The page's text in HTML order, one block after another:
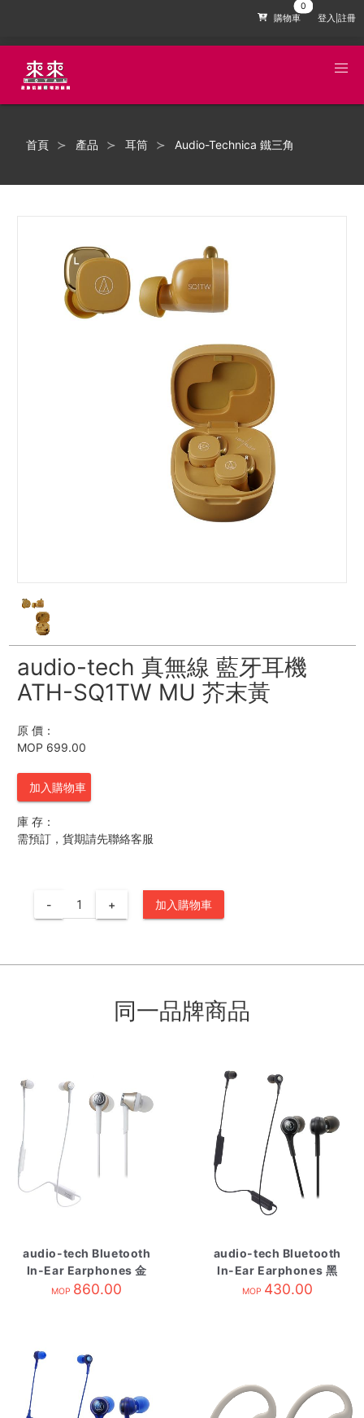
購物車 登入|註冊
首頁 產品 耳筒 Audio-Technica 鐵三角
audio-tech 真無線 藍牙耳機
ATH-SQ1TW MU 芥末黃
原 價：
MOP 699.00
加入購物車
庫 存：
需預訂，貨期請先聯絡客服
- + 加入購物車
同一品牌商品
audio-tech Bluetooth
In-Ear Earphones 金
ATH-CKR55BT CG
MOP 860.00
audio-tech Bluetooth
In-Ear Earphones 黑
ATH-CK200BT BK
MOP 430.00